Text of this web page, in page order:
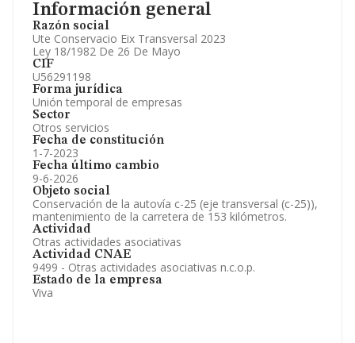
Información general
Razón social
Ute Conservacio Eix Transversal 2023
Ley 18/1982 De 26 De Mayo
CIF
U56291198
Forma jurídica
Unión temporal de empresas
Sector
Otros servicios
Fecha de constitución
1-7-2023
Fecha último cambio
9-6-2026
Objeto social
Conservación de la autovía c-25 (eje transversal (c-25)),
mantenimiento de la carretera de 153 kilómetros.
Actividad
Otras actividades asociativas
Actividad CNAE
9499 - Otras actividades asociativas n.c.o.p.
Estado de la empresa
Viva
Artículos de prensa publicados sobre la empresa.
Información oficial y registral complementaria.